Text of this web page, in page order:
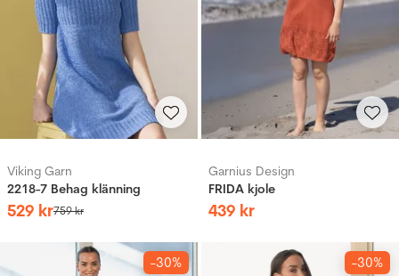
Viking Garn
2218-7 Behag klänning
529 kr759kr
Garnius Design
FRIDA kjole
439 kr
-30% -30%